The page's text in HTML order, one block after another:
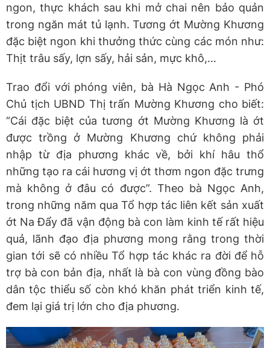
ngon, thực khách sau khi mở chai nên bảo quản
trong ngăn mát tủ lạnh. Tương ớt Mường Khương
đặc biệt ngon khi thưởng thức cùng các món như:
Thịt trâu sấy, lợn sấy, hải sản, mực khô,…
Trao đổi với phóng viên, bà Hà Ngọc Anh - Phó
Chủ tịch UBND Thị trấn Mường Khương cho biết:
“Cái đặc biệt của tương ớt Mường Khương là ớt
được trồng ở Mường Khương chứ không phải
nhập từ địa phương khác về, bởi khí hâu thổ
những tạo ra cái hương vị ớt thơm ngon đặc trưng
mà không ở đâu có được”. Theo bà Ngọc Anh,
trong những năm qua Tổ hợp tác liên kết sản xuất
ớt Na Đẩy đã vận động bà con làm kinh tế rất hiệu
quả, lãnh đạo địa phương mong rằng trong thời
gian tới sẽ có nhiều Tổ hợp tác khác ra đời để hỗ
trợ bà con bản địa, nhất là bà con vùng đồng bào
dân tộc thiểu số còn khó khăn phát triển kinh tế,
đem lại giá trị lớn cho địa phương.